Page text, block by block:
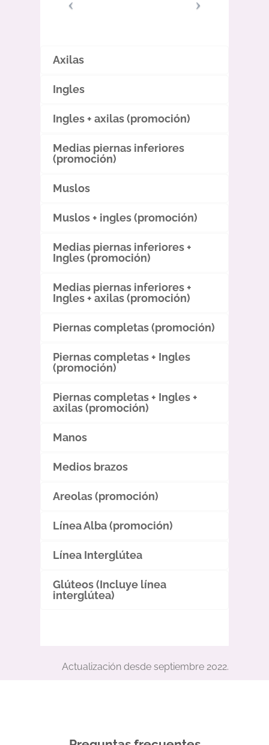
Axilas
Ingles
Ingles + axilas (promoción)
Medias piernas inferiores
(promoción)
Muslos
Muslos + ingles (promoción)
Medias piernas inferiores +
Ingles (promoción)
Medias piernas inferiores +
Ingles + axilas (promoción)
Piernas completas (promoción)
Piernas completas + Ingles
(promoción)
Piernas completas + Ingles +
axilas (promoción)
Manos
Medios brazos
Areolas (promoción)
Línea Alba (promoción)
Línea Interglútea
Glúteos (Incluye línea
interglútea)
Actualización desde septiembre 2022.